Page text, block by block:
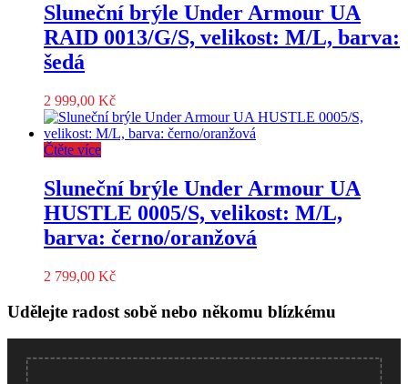
Sluneční brýle Under Armour UA
RAID 0013/G/S, velikost: M/L, barva:
šedá
2 999,00 Kč
Čtěte více
Sluneční brýle Under Armour UA
HUSTLE 0005/S, velikost: M/L,
barva: černo/oranžová
2 799,00 Kč
Udělejte radost sobě nebo někomu blízkému